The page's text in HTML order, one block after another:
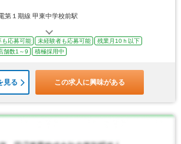
第１期線 甲東中学校前駅
も応募可能 未経験者も応募可能
残業月10ｈ以下
舗数1～9 積極採用中
見る この求人に興味がある